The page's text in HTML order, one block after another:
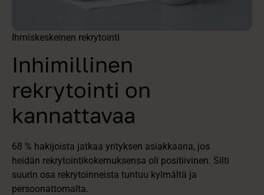
‍Ihmiskeskeinen rekrytointi
Inhimillinen
rekrytointi on
kannattavaa
68 % hakijoista jatkaa yrityksen asiakkaana, jos
heidän rekrytointikokemuksensa oli positiivinen. Silti
suurin osa rekrytoinneista tuntuu kylmältä ja
persoonattomalta.